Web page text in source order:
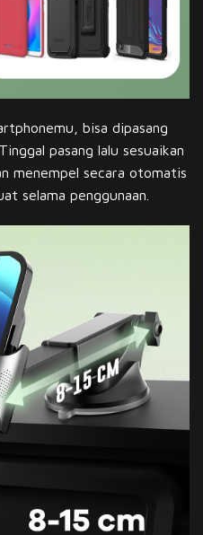
bisa dipasang
pasang lalu sesuaikan
menempel secara otomatis
selama penggunaan.